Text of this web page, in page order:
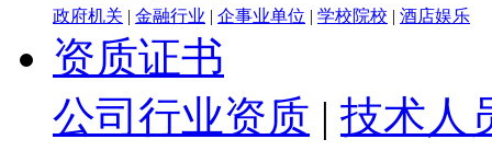
政府机关 | 金融行业 | 企事业单位 | 学校院校 | 酒店娱乐
资质证书
公司行业资质 | 技术人